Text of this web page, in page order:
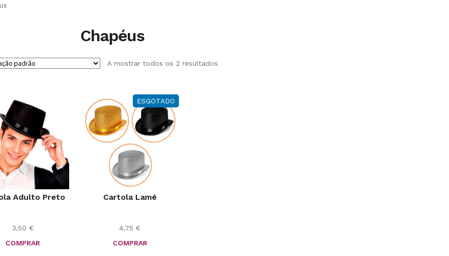
Chapéus
A mostrar todos os 2 resultados
Adulto Preto
3,50 €
COMPRAR
ESGOTADO
Cartola Lamé
4,75€
COMPRAR